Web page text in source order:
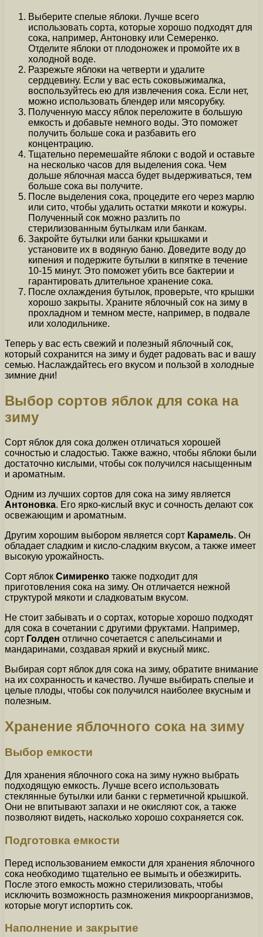
Выберите спелые яблоки. Лучше всего
использовать сорта, которые хорошо подходят для
сока, например, Антоновку или Семеренко.
Отделите яблоки от плодоножек и промойте их в
холодной воде.
Разрежьте яблоки на четверти и удалите
сердцевину. Если у вас есть соковыжималка,
воспользуйтесь ею для извлечения сока. Если нет,
можно использовать блендер или мясорубку.
Полученную массу яблок переложите в большую
емкость и добавьте немного воды. Это поможет
получить больше сока и разбавить его
концентрацию.
Тщательно перемешайте яблоки с водой и оставьте
на несколько часов для выделения сока. Чем
дольше яблочная масса будет выдерживаться, тем
больше сока вы получите.
После выделения сока, процедите его через марлю
или сито, чтобы удалить остатки мякоти и кожуры.
Полученный сок можно разлить по
стерилизованным бутылкам или банкам.
Закройте бутылки или банки крышками и
установите их в водяную баню. Доведите воду до
кипения и подержите бутылки в кипятке в течение
10-15 минут. Это поможет убить все бактерии и
гарантировать длительное хранение сока.
После охлаждения бутылок, проверьте, что крышки
хорошо закрыты. Храните яблочный сок на зиму в
прохладном и темном месте, например, в подвале
или холодильнике.
Теперь у вас есть свежий и полезный яблочный сок,
который сохранится на зиму и будет радовать вас и вашу
семью. Наслаждайтесь его вкусом и пользой в холодные
зимние дни!
Выбор сортов яблок для сока на
зиму
Сорт яблок для сока должен отличаться хорошей
сочностью и сладостью. Также важно, чтобы яблоки были
достаточно кислыми, чтобы сок получился насыщенным
и ароматным.
Одним из лучших сортов для сока на зиму является
Антоновка. Его ярко-кислый вкус и сочность делают сок
освежающим и ароматным.
Другим хорошим выбором является сорт Карамель. Он
обладает сладким и кисло-сладким вкусом, а также имеет
высокую урожайность.
Сорт яблок Симиренко также подходит для
приготовления сока на зиму. Он отличается нежной
структурой мякоти и сладковатым вкусом.
Не стоит забывать и о сортах, которые хорошо подходят
для сока в сочетании с другими фруктами. Например,
сорт Голден отлично сочетается с апельсинами и
мандаринами, создавая яркий и вкусный микс.
Выбирая сорт яблок для сока на зиму, обратите внимание
на их сохранность и качество. Лучше выбирать спелые и
целые плоды, чтобы сок получился наиболее вкусным и
полезным.
Хранение яблочного сока на зиму
Выбор емкости
Для хранения яблочного сока на зиму нужно выбрать
подходящую емкость. Лучше всего использовать
стеклянные бутылки или банки с герметичной крышкой.
Они не впитывают запахи и не окисляют сок, а также
позволяют видеть, насколько хорошо сохраняется сок.
Подготовка емкости
Перед использованием емкости для хранения яблочного
сока необходимо тщательно ее вымыть и обезжирить.
После этого емкость можно стерилизовать, чтобы
исключить возможность размножения микроорганизмов,
которые могут испортить сок.
Наполнение и закрытие